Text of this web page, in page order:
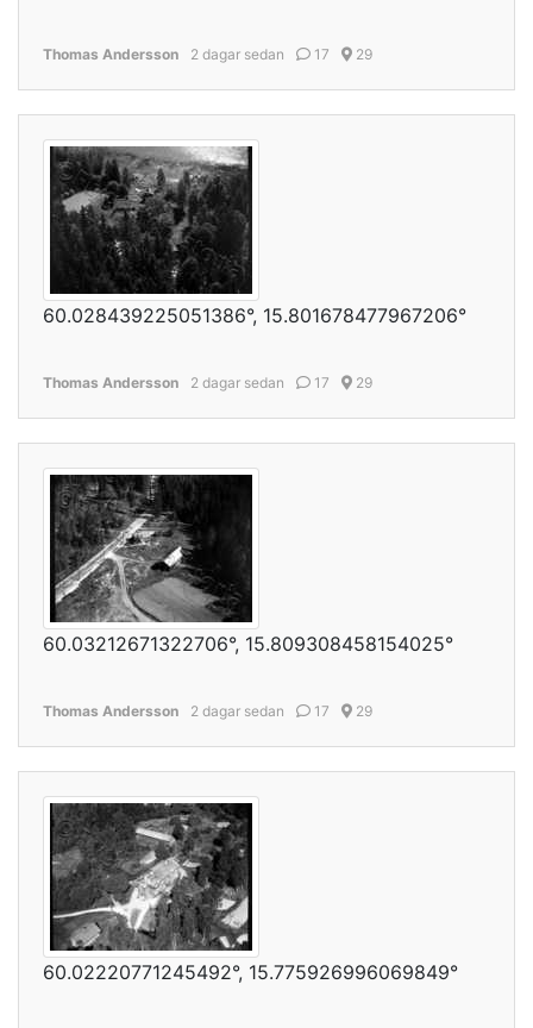
Thomas Andersson 2 dagar sedan 17 29
60.028439225051386°, 15.801678477967206°
Thomas Andersson 2 dagar sedan 17 29
60.03212671322706°, 15.809308458154025°
Thomas Andersson 2 dagar sedan 17 29
60.02220771245492°, 15.775926996069849°